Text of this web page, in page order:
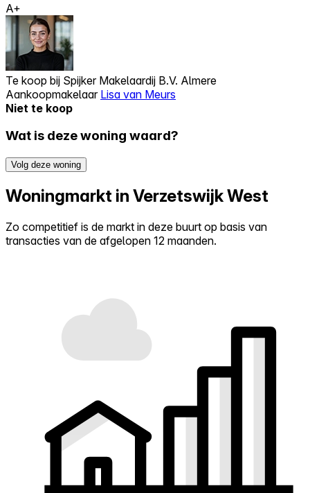
A+
Te koop bij Spijker Makelaardij B.V. Almere
Aankoopmakelaar Lisa van Meurs
Niet te koop
Wat is deze woning waard?
Volg deze woning
Woningmarkt in Verzetswijk West
Zo competitief is de markt in deze buurt op basis van
transacties van de afgelopen 12 maanden.